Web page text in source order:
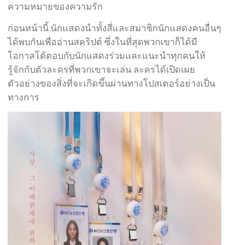
ความหมายของความรัก
ก่อนหน้านี้ นักแสดงนำทั้งสี่และสมาชิกนักแสดงคนอื่นๆ
ได้พบกันเพื่ออ่านสคริปต์ ซึ่งในที่สุดพวกเขาก็ได้มี
โอกาสโต้ตอบกับนักแสดงร่วมและแนะนำทุกคนให้
รู้จักกับตัวละครที่พวกเขาจะเล่น ละครได้เปิดเผย
ตัวอย่างของสิ่งที่จะเกิดขึ้นผ่านทางโปสเตอร์อย่างเป็น
ทางการ